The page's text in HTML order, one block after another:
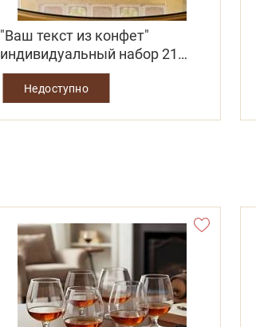
"Ваш текст из конфет"
индивидуальный набор 21
конфета
Недоступно